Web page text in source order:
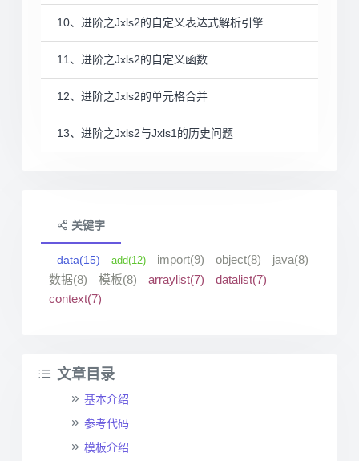
10、进阶之Jxls2的自定义表达式解析引擎
11、进阶之Jxls2的自定义函数
12、进阶之Jxls2的单元格合并
13、进阶之Jxls2与Jxls1的历史问题
关键字
data(15) add(12) import(9) object(8)
java(8)
数据(8)
模板(8) arraylist(7)
datalist(7)
context(7)
文章目录
基本介绍
参考代码
模板介绍